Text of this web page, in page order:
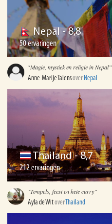
Nepal - 8,8
50 ervaringen
“Magie, mystiek en religie in Nepal”
Anne-Marije Talensover Nepal
Thailand- 8,7
212 ervaringen
“Tempels, feest en hete curry”
Ayla de Witover Thailand